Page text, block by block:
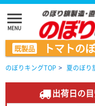
menu
MENU
既製品 トマトの
のぼりキングTOP > 夏のぼり
出荷日の